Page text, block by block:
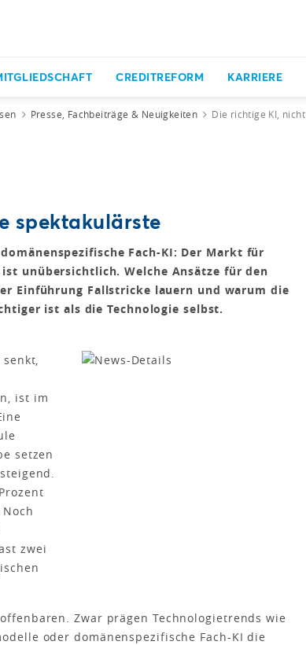
CREDITREFORM KARRIERE
Presse, Fachbeiträge & Neuigkeiten Die richtige KI,
spektakulärste
Fach-KI: Der Markt für
unübersichtlich. Welche Ansätze für den
Einführung Fallstricke lauern und warum die
ist als die Technologie selbst.
ist im
setzen
zwei
Zwar prägen Technologietrends wie
oder domänenspezifische Fach-KI die